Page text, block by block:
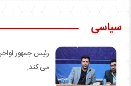
سیاسی
رئیس جمهور
می کند.